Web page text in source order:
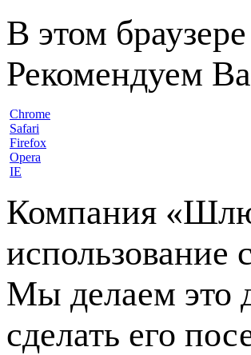
В этом
Рекомендуем
Chrome
Safari
Firefox
Opera
IE
Компания
использование
Мы делаем это
сделать его